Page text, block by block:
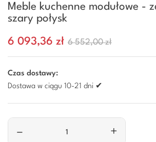
Meble kuchenne modułowe -
szary połysk
6 093,36 zł 6 552,00 zł
Czas dostawy:
Dostawa w ciągu 10-21 dni ✔
– +